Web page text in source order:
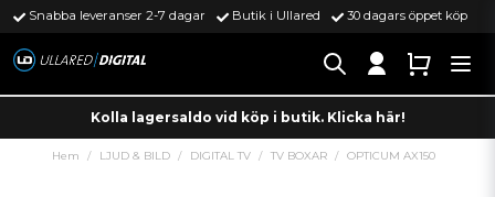
Snabba leveranser 2-7 dagar Butik i Ullared 30 dagars öppet köp
Kolla lagersaldo vid köp i butik. Klicka här!
Hem LJUD & BILD DIGITAL TV TV BOXAR OPTICUM AX150